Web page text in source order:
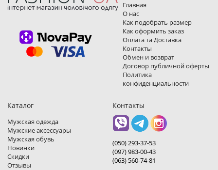
Главная
О нас
Как подобрать размер
Как оформить заказ
Оплата та Доставка
Контакты
Обмен и возврат
Договор публичной оферты
Политика
конфиденциальности
Каталог
Мужская одежда
Мужские аксессуары
Мужская обувь
Новинки
Скидки
Отзывы
Контакты
(050) 293-37-53
(097) 983-00-43
(063) 560-74-81